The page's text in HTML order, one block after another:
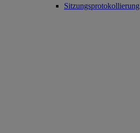
Sitzungsprotokollierung